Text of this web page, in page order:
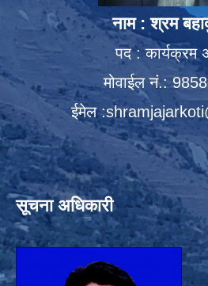
नाम : श्रम
पद : कार्यक्रम
मोवाईल नं.:
ईमेल :
सूचना अधिकारी